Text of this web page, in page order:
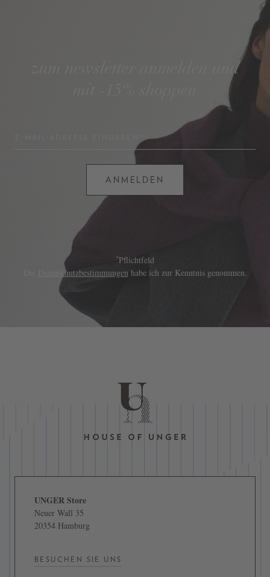
zum newsletter anmelden und
ANMELDEN
*Pflichtfeld
Datenschutzbestimmungen habe ich zur Kenntnis genommen.
UNGER Store
Neuer Wall 35
20354 Hamburg
BESUCHEN SIE UNS